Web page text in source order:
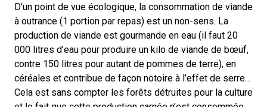
D’un point de vue écologique, la consommation de viande
à outrance (1 portion par repas) est un non-sens. La
production de viande est gourmande en eau (il faut 20
000 litres d’eau pour produire un kilo de viande de bœuf,
contre 150 litres pour autant de pommes de terre), en
céréales et contribue de façon notoire à l’effet de serre…
Cela est sans compter les forêts détruites pour la culture